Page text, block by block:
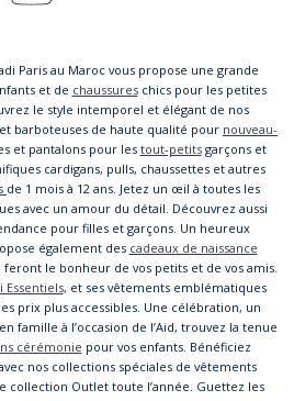
Paris au Maroc vous propose une grande
et de chaussureschics pour les petites
le style intemporel et élégant de nos
barboteuses de haute qualité pour nouveau-
et pantalons pour les tout-petitsgarçons et
cardigans, pulls, chaussettes et autres
de 1 mois à 12 ans. Jetez un œil à toutes les
avec un amour du détail. Découvrez aussi
pour filles et garçons. Un heureux
également des cadeaux de naissance
le bonheur de vos petits et de vos amis.
Essentiels, et ses vêtements emblématiques
prix plus accessibles. Une célébration, un
famille à l’occasion de l’Aid, trouvez la tenue
cérémonie pour vos enfants. Bénéficiez
nos collections spéciales de vêtements
collection Outlet toute l’année. Guettez les